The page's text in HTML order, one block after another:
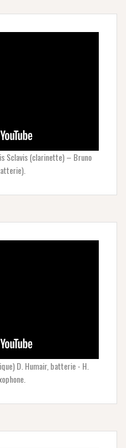
Sclavis (clarinette) – Bruno
D. Humair, batterie - H.